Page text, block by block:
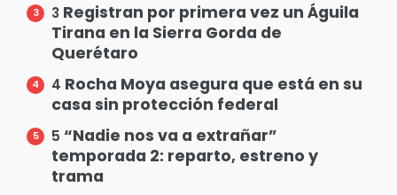
3 Registran por primera vez un Águila
Tirana en la Sierra Gorda de
Querétaro
4 Rocha Moya asegura que está en su
casa sin protección federal
5 “Nadie nos va a extrañar”
temporada 2: reparto, estreno y
trama